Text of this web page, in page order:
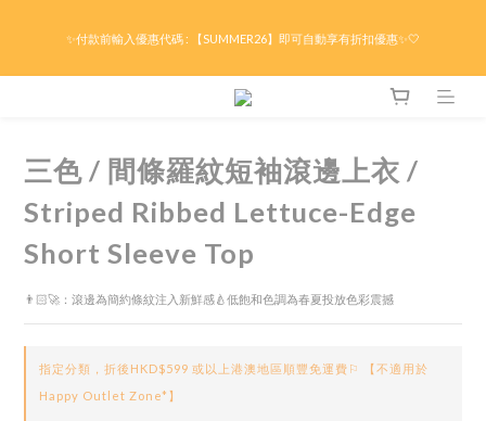
✨付款前輸入優惠代碼 : 【SUMMER26】即可自動享有折扣優惠✨🤍
限時折後滿HK$299京東免運 / 折後滿HK$599港澳順豐免運🚚每天3pm前下單現貨最
三色 / 間條羅紋短袖滾邊上衣 /
Striped Ribbed Lettuce-Edge
Short Sleeve Top
👨🏻‍🚀：滾邊為簡約條紋注入新鮮感🍐低飽和色調為春夏投放色彩震撼
指定分類，折後HKD$599 或以上港澳地區順豐免運費⚐ 【不適用於
Happy Outlet Zone*】